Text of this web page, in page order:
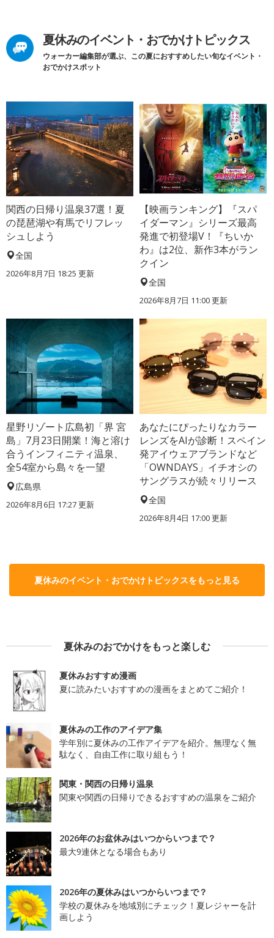
夏休みのイベント・おでかけトピックス
ウォーカー編集部が選ぶ、この夏におすすめしたい旬なイベント・
おでかけスポット
関西の日帰り温泉37選！夏
の琵琶湖や有馬でリフレッ
シュしよう
全国
2026年8月7日 18:25 更新
【映画ランキング】『スパ
イダーマン』シリーズ最高
発進で初登場V！『ちいか
わ』は2位、新作3本がラン
クイン
全国
2026年8月7日 11:00更新
星野リゾート広島初「界 宮
島」7月23日開業！海と溶け
合うインフィニティ温泉、
全54室から島々を一望
広島県
2026年8月6日 17:27更新
あなたにぴったりなカラー
レンズをAIが診断！スペイン
発アイウェアブランドなど
「OWNDAYS」イチオシの
サングラスが続々リリース
全国
2026年8月4日 17:00更新
夏休みのイベント・おでかけトピックスをもっと見る
夏休みのおでかけをもっと楽しむ
夏休みおすすめ漫画
夏に読みたいおすすめの漫画をまとめてご紹介！
夏休みの工作のアイデア集
学年別に夏休みの工作アイデアを紹介。無理なく無
駄なく、自由工作に取り組もう！
関東・関西の日帰り温泉
関東や関西の日帰りできるおすすめの温泉をご紹介
2026年のお盆休みはいつからいつまで？
最大9連休となる場合もあり
2026年の夏休みはいつからいつまで？
学校の夏休みを地域別にチェック！夏レジャーを計
画しよう